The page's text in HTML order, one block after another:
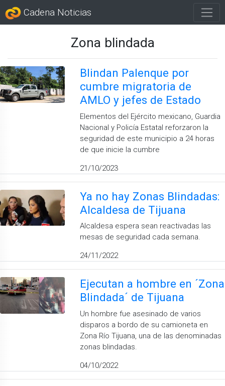
Cadena Noticias
Zona blindada
Blindan Palenque por
cumbre migratoria de
AMLO y jefes de Estado
Elementos del Ejército mexicano, Guardia
Nacional y Policía Estatal reforzaron la
seguridad de este municipio a 24 horas
de que inicie la cumbre
21/10/2023
Ya no hay Zonas Blindadas:
Alcaldesa de Tijuana
Alcaldesa espera sean reactivadas las
mesas de seguridad cada semana.
24/11/2022
Ejecutan a hombre en ´Zona
Blindada´ de Tijuana
Un hombre fue asesinado de varios
disparos a bordo de su camioneta en
Zona Río Tijuana, una de las denominadas
zonas blindadas.
04/10/2022